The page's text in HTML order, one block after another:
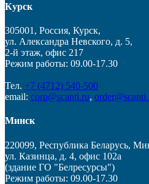
Курск
305001, Россия, Курск,
ул. Александра Невского, д. 5,
2-й этаж, офис 217
Режим работы: 09.00-17.30
Тел. +7 (4712) 540-500
email: corp@scanti.ru,
Минск
220099, Республика Беларусь,
ул. Казинца, д. 4, офис 102a
(здание ГО "Белресурсы")
Режим работы: 09.00-17.30